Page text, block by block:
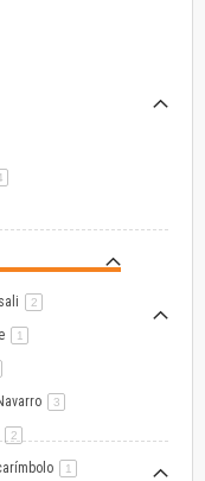
2artículo
1
3artículo
2artículo
1